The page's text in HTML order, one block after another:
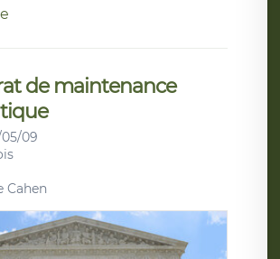
de maintenance
09
Cahen